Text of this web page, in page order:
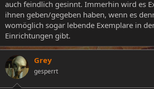
auch feindlich gesinnt. Immerhin wird es
ihnen geben/gegeben haben, wenn es
womöglich sogar lebende Exemplare in
Einrichtungen gibt.
Grey
gesperrt